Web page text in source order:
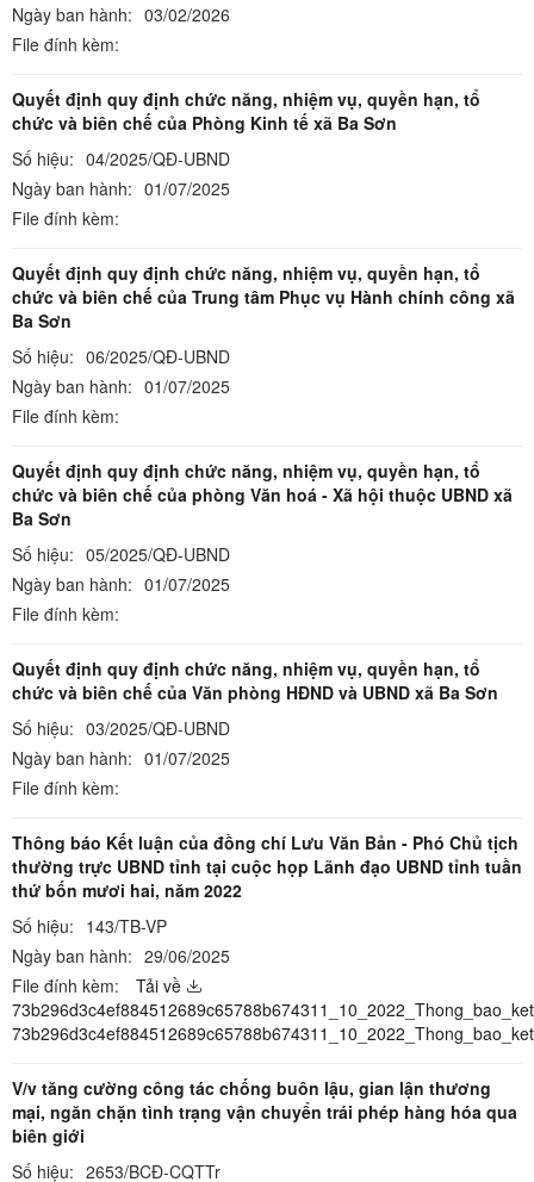
Ngày ban hành: 03/02/2026
File đính kèm:
Quyết định quy định chức năng, nhiệm vụ, quyền hạn, tổ
chức và biên chế của Phòng Kinh tế xã Ba Sơn
Số hiệu: 04/2025/QĐ-UBND
Ngày ban hành: 01/07/2025
File đính kèm:
Quyết định quy định chức năng, nhiệm vụ, quyền hạn, tổ
chức và biên chế của Trung tâm Phục vụ Hành chính công xã
Ba Sơn
Số hiệu: 06/2025/QĐ-UBND
Ngày ban hành: 01/07/2025
File đính kèm:
Quyết định quy định chức năng, nhiệm vụ, quyền hạn, tổ
chức và biên chế của phòng Văn hoá - Xã hội thuộc UBND xã
Ba Sơn
Số hiệu: 05/2025/QĐ-UBND
Ngày ban hành: 01/07/2025
File đính kèm:
Quyết định quy định chức năng, nhiệm vụ, quyền hạn, tổ
chức và biên chế của Văn phòng HĐND và UBND xã Ba Sơn
Số hiệu: 03/2025/QĐ-UBND
Ngày ban hành: 01/07/2025
File đính kèm:
Thông báo Kết luận của đồng chí Lưu Văn Bản - Phó Chủ tịch
thường trực UBND tỉnh tại cuộc họp Lãnh đạo UBND tỉnh tuần
thứ bốn mươi hai, năm 2022
Số hiệu: 143/TB-VP
Ngày ban hành: 29/06/2025
File đính kèm:
Tải về
V/v tăng cường công tác chống buôn lậu, gian lận thương
mại, ngăn chặn tình trạng vận chuyển trái phép hàng hóa qua
biên giới
Số hiệu: 2653/BCĐ-CQTTr